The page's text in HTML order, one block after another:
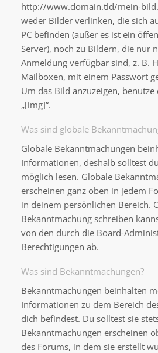
http://www.domain.tld/mein-
weder Bilder verlinken, die sich
PC befinden (außer es ist ein
Server), noch zu Bildern, die nur
Anmeldung verfügbar sind, z. B.
Mailboxen, mit einem Passwort
Um das Bild anzuzeigen, benutze
„[img]“.
Was sind globale
Globale Bekanntmachungen
Informationen, deshalb solltest
möglich lesen. Globale
erscheinen ganz oben in jedem
in deinem persönlichen Bereich.
Bekanntmachung schreiben
von den durch die Board-
Berechtigungen ab.
Was sind Bekanntmachungen?
Bekanntmachungen beinhalten
Informationen zu dem Bereich
dich befindest. Du solltest sie
Bekanntmachungen erscheinen
des Forums, in dem sie erstellt